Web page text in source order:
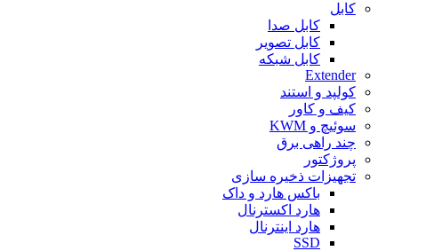
کابل
کابل صدا
کابل تصویر
کابل شبکه
Extender
کولپد و استند
کیف و کاور
سوئیچ و KWM
چند راهی برق
پروژکتور
تجهیزات ذخیره سازی
باکس هارد و داک
هارد اکسترنال
هارد اینترنال
SSD